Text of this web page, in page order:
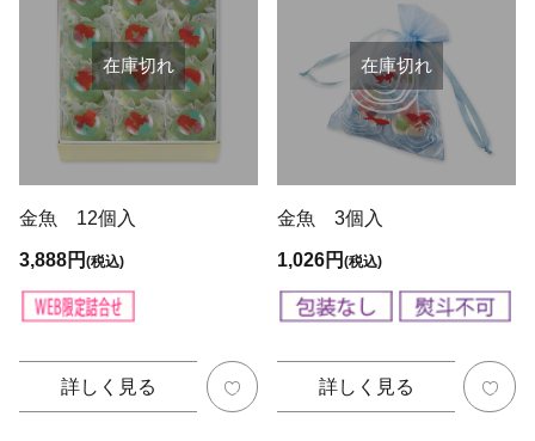
在庫切れ
金魚 12個入
3,888円(税込)
詳しく見る
在庫切れ
金魚 3個入
1,026円(税込)
詳しく見る